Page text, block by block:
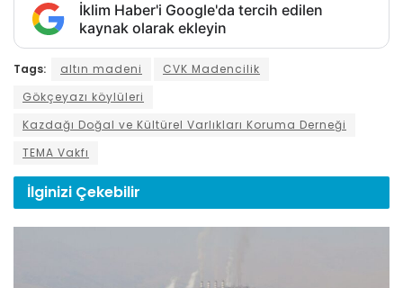
İklim Haber'i Google'da tercih edilen
kaynak olarak ekleyin
Tags: altın madeni
CVK Madencilik
Gökçeyazı köylüleri
Kazdağı Doğal ve Kültürel Varlıkları Koruma Derneği
TEMA Vakfı
İlginizi Çekebilir